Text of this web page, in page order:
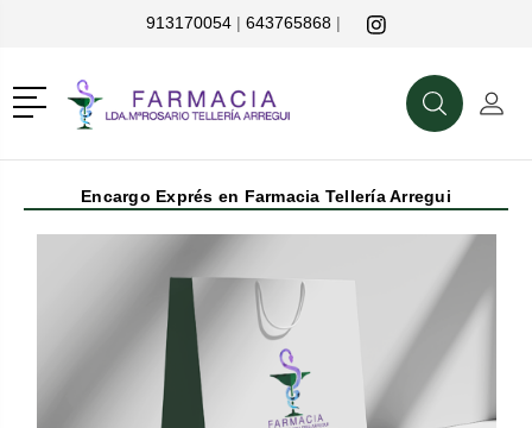
913170054 | 643765868 |
Menú
BuscarMi
Encargo Exprés en Farmacia Tellería Arregui